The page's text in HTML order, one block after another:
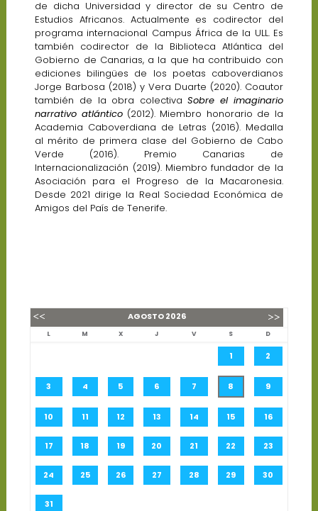
de dicha Universidad y director de su Centro de
Estudios Africanos. Actualmente es codirector del
programa internacional Campus África de la ULL. Es
también codirector de la Biblioteca Atlántica del
Gobierno de Canarias, a la que ha contribuido con
ediciones bilingües de los poetas caboverdianos
Jorge Barbosa (2018) y Vera Duarte (2020). Coautor
también de la obra colectivaSobre el imaginario
narrativo atlántico(2012). Miembro honorario de la
Academia Caboverdiana de Letras (2016). Medalla
al mérito de primera clase del Gobierno de Cabo
Verde (2016). Premio Canarias de
Internacionalización (2019). Miembro fundador de la
Asociación para el Progreso de la Macaronesia.
Desde 2021 dirige la Real Sociedad Económica de
Amigos del País de Tenerife.
AGOSTO2026
L M X J V S D
1 2
3 4 5 6 7 8 9
10 11 12 13 14 15 16
17 18 19 20 21 22 23
24 25 26 27 28 29 30
31